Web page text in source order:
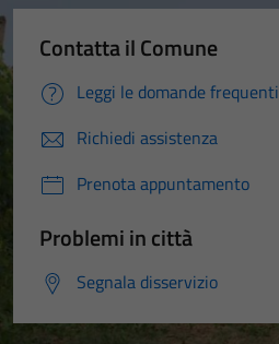
Contatta il Comune
Leggi le domande frequenti
Richiedi assistenza
Prenota appuntamento
Problemi in città
Segnala disservizio